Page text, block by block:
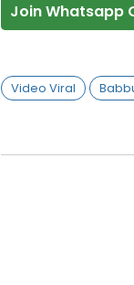
Join Whatsapp
Video Viral